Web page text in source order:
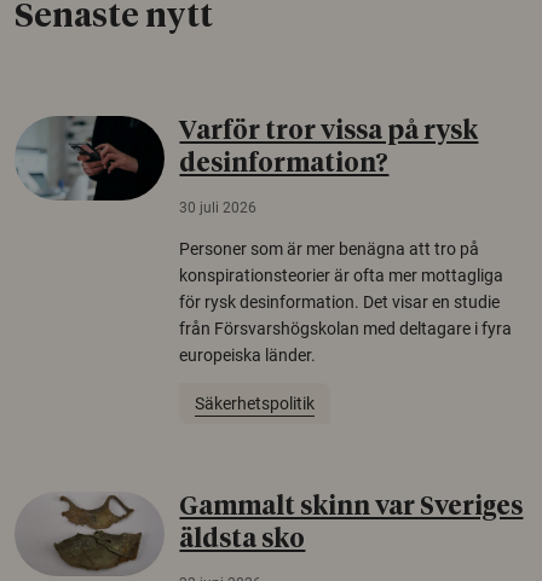
Senaste nytt
Varför tror vissa på rysk
desinformation?
30 juli 2026
Personer som är mer benägna att tro på
konspirationsteorier är ofta mer mottagliga
för rysk desinformation. Det visar en studie
från Försvarshögskolan med deltagare i fyra
europeiska länder.
Säkerhetspolitik
Gammalt skinn var Sveriges
äldsta sko